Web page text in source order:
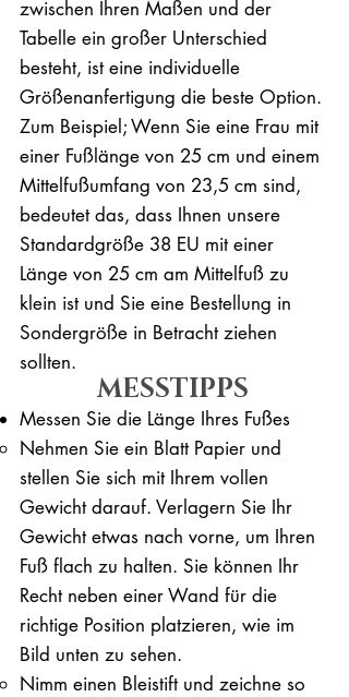
zwischen Ihren Maßen und der
Tabelle ein großer Unterschied
besteht, ist eine individuelle
Größenanfertigung die beste Option.
Zum Beispiel; Wenn Sie eine Frau mit
einer Fußlänge von 25 cm und einem
Mittelfußumfang von 23,5 cm sind,
bedeutet das, dass Ihnen unsere
Standardgröße 38 EU mit einer
Länge von 25 cm am Mittelfuß zu
klein ist und Sie eine Bestellung in
Sondergröße in Betracht ziehen
sollten.
MESSTIPPS
Messen Sie die Länge Ihres Fußes
Nehmen Sie ein Blatt Papier und
stellen Sie sich mit Ihrem vollen
Gewicht darauf. ​Verlagern Sie Ihr
Gewicht etwas nach vorne, um Ihren
Fuß flach zu halten. Sie können Ihr
Recht neben einer Wand für die
richtige Position platzieren, wie im
Bild unten zu sehen.
Nimm einen Bleistift und zeichne so